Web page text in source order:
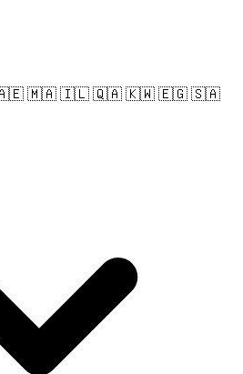
🇲🇦 🇮🇱 🇶🇦 🇰🇼 🇪🇬 🇸🇦